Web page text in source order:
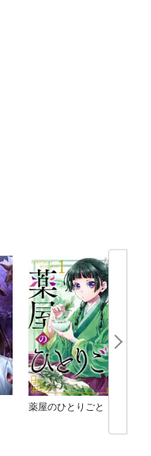
薬屋のひとりごと